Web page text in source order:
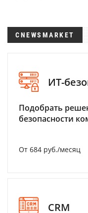
CNEWSMARKET
ИТ-
Подобрать
безопасности
От 684 руб./месяц
CRM